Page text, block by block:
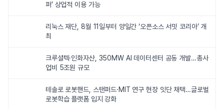
퍼’ 상업적 이용 가능
리눅스 재단, 8월 11일부터 양일간 ‘오픈소스 서밋 코리아’ 개
최
크루셜텍·인화자산, 350MW AI 데이터센터 공동 개발…총사
업비 5조원 규모
테솔로 로봇핸드, 스탠퍼드·MIT 연구 현장 잇단 채택…글로벌
로봇학습 플랫폼 입지 강화